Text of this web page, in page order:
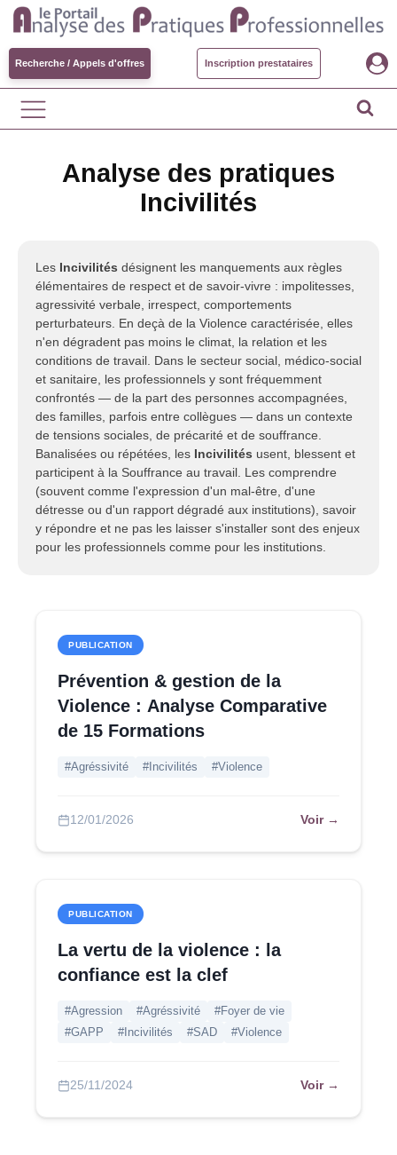
Recherche / Appels d'offres Inscription prestataires
Analyse des pratiques
Incivilités
Les Incivilités désignent les manquements aux règles
élémentaires de respect et de savoir-vivre : impolitesses,
agressivité verbale, irrespect, comportements
perturbateurs. En deçà de la Violence caractérisée, elles
n'en dégradent pas moins le climat, la relation et les
conditions de travail. Dans le secteur social, médico-social
et sanitaire, les professionnels y sont fréquemment
confrontés — de la part des personnes accompagnées,
des familles, parfois entre collègues — dans un contexte
de tensions sociales, de précarité et de souffrance.
Banalisées ou répétées, les Incivilités usent, blessent et
participent à la Souffrance au travail. Les comprendre
(souvent comme l'expression d'un mal-être, d'une
détresse ou d'un rapport dégradé aux institutions), savoir
y répondre et ne pas les laisser s'installer sont des enjeux
pour les professionnels comme pour les institutions.
PUBLICATION
Prévention & gestion de la
Violence : Analyse Comparative
de 15 Formations
#Agréssivité #Incivilités #Violence
12/01/2026 Voir →
PUBLICATION
La vertu de la violence : la
confiance est la clef
#Agression #Agréssivité
#Foyer de vie
#GAPP
#Incivilités #SAD #Violence
25/11/2024 Voir →